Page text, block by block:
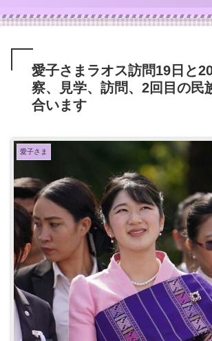
愛子さまラオス訪問19日と
察、見学、訪問、2回目の民
合います
愛子さま